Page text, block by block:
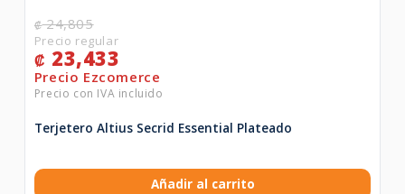
₡24,805
₡ 23,433
Terjetero Altius Secrid Essential Plateado
Añadir al carrito